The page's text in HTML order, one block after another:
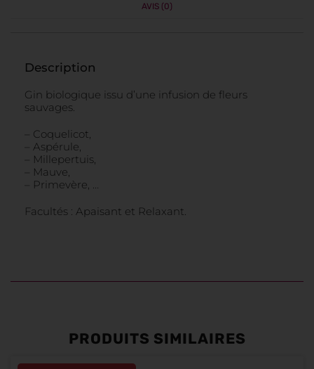
AVIS (0)
Description
Gin biologique issu d’une infusion de fleurs
sauvages.
– Coquelicot,
– Aspérule,
– Millepertuis,
– Mauve,
– Primevère, …
Facultés : Apaisant et Relaxant.
PRODUITS SIMILAIRES